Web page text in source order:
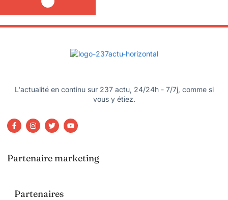
L'actualité en continu sur 237 actu, 24/24h - 7/7j, comme si
vous y étiez.
Partenaire marketing
Partenaires